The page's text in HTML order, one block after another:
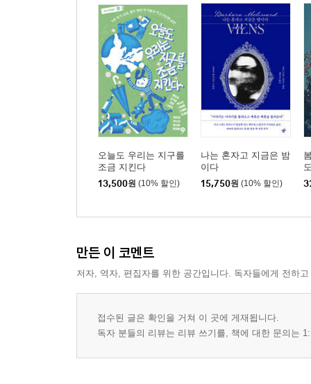
오늘도 우리는 지구를
조금 지킨다
13,500원 (10% 할인)
나는 혼자고 지금은 밤
이다
15,750원 (10% 할인)
만든 이 코멘트
저자, 역자, 편집자를 위한 공간입니다. 독자들에게 전하
접수된 글은 확인을 거쳐 이 곳에 게재됩니다.
독자 분들의 리뷰는 리뷰 쓰기를, 책에 대한 문의는